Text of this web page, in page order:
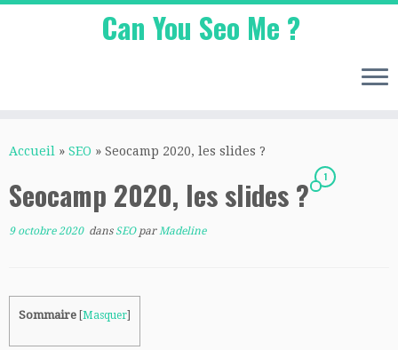
au
Can You Seo Me ?
Accueil » SEO » Seocamp 2020, les slides ?
Seocamp 2020, les slides ? 1
9 octobre 2020dans SEO parMadeline
Sommaire Masquer